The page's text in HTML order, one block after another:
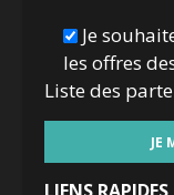
Je
les offres
Liste des